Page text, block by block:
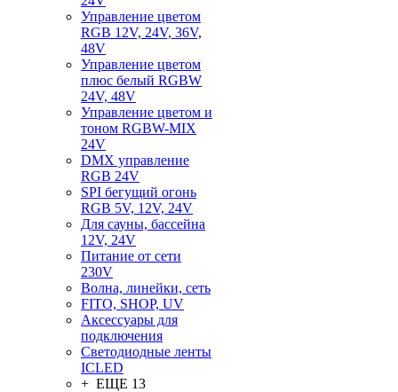
Управление цветом
RGB 12V, 24V, 36V,
48V
Управление цветом
плюс белый RGBW
24V, 48V
Управление цветом и
тоном RGBW-MIX
24V
DMX управление
RGB 24V
SPI бегущий огонь
RGB 5V, 12V, 24V
Для сауны, бассейна
12V, 24V
Питание от сети
230V
Волна, линейки, сеть
FITO, SHOP, UV
Аксессуары для
подключения
Светодиодные ленты
ICLED
+ ЕЩЕ 13